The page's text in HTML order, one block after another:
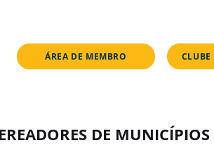
ÁREA DE MEMBRO CLUBE
DE MUNICÍPIOS